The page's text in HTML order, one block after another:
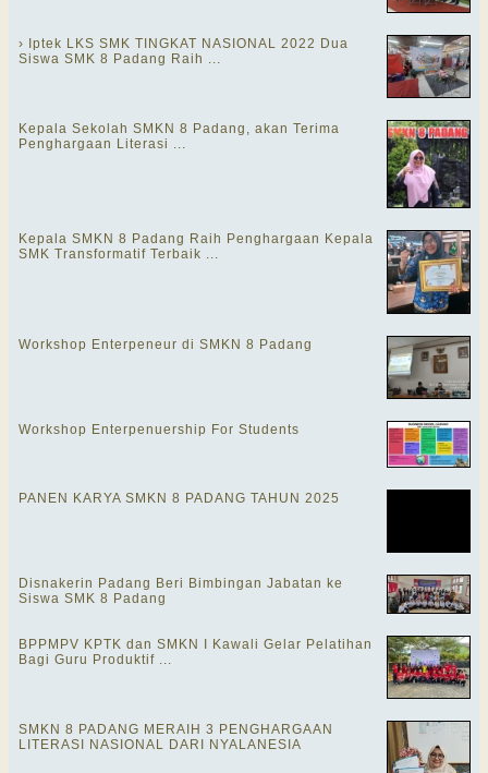
› Iptek LKS SMK TINGKAT NASIONAL 2022 Dua
Siswa SMK 8 Padang Raih ...
Kepala Sekolah SMKN 8 Padang, akan Terima
Penghargaan Literasi ...
Kepala SMKN 8 Padang Raih Penghargaan Kepala
SMK Transformatif Terbaik ...
Workshop Enterpeneur di SMKN 8 Padang
Workshop Enterpenuership For Students
PANEN KARYA SMKN 8 PADANG TAHUN 2025
Disnakerin Padang Beri Bimbingan Jabatan ke
Siswa SMK 8 Padang
BPPMPV KPTK dan SMKN I Kawali Gelar Pelatihan
Bagi Guru Produktif ...
SMKN 8 PADANG MERAIH 3 PENGHARGAAN
LITERASI NASIONAL DARI NYALANESIA